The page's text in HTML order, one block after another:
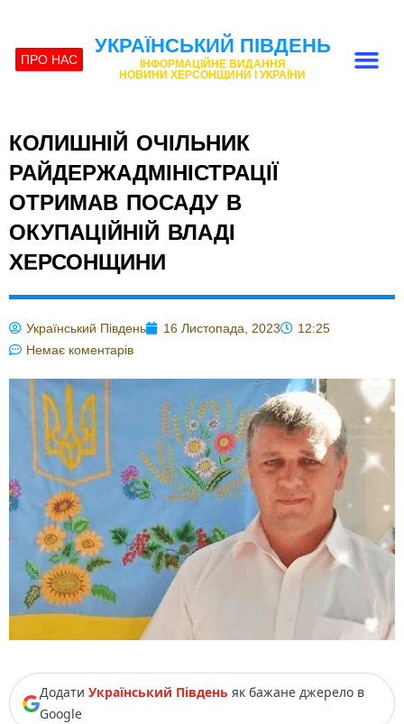
ПРО НАС
УКРАЇНСЬКИЙ ПІВДЕНЬ
ІНФОРМАЦІЙНЕ ВИДАННЯ
НОВИНИ ХЕРСОНЩИНИ І УКРАЇНИ
КОЛИШНІЙ ОЧІЛЬНИК
РАЙДЕРЖАДМІНІСТРАЦІЇ
ОТРИМАВ ПОСАДУ В
ОКУПАЦІЙНІЙ ВЛАДІ
ХЕРСОНЩИНИ
Український Південь 16 Листопада, 2023
12:25
Немає коментарів
Додати Український Південь як бажане джерело в
Google